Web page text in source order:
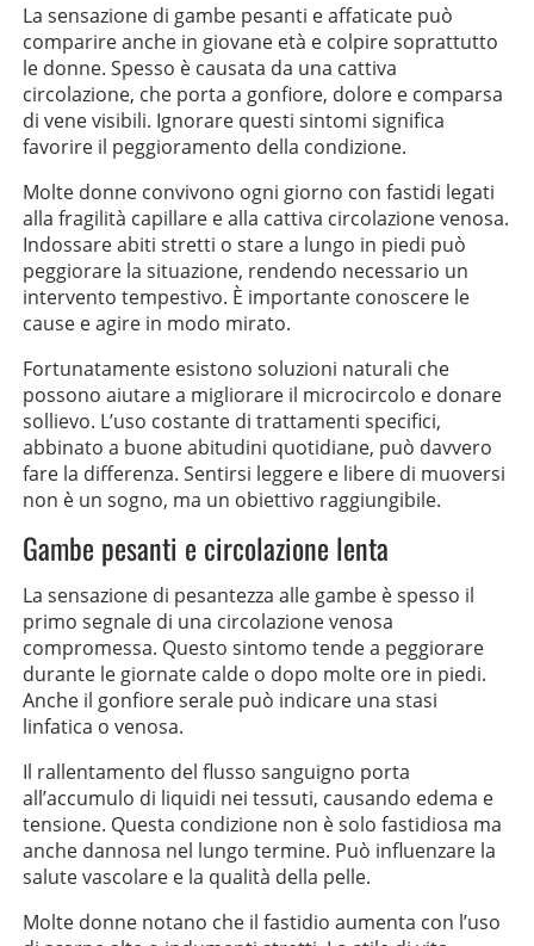
La sensazione di gambe pesanti e affaticate può
comparire anche in giovane età e colpire soprattutto
le donne. Spesso è causata da una cattiva
circolazione, che porta a gonfiore, dolore e comparsa
di vene visibili. Ignorare questi sintomi significa
favorire il peggioramento della condizione.
Molte donne convivono ogni giorno con fastidi legati
alla fragilità capillare e alla cattiva circolazione venosa.
Indossare abiti stretti o stare a lungo in piedi può
peggiorare la situazione, rendendo necessario un
intervento tempestivo. È importante conoscere le
cause e agire in modo mirato.
Fortunatamente esistono soluzioni naturali che
possono aiutare a migliorare il microcircolo e donare
sollievo. L’uso costante di trattamenti specifici,
abbinato a buone abitudini quotidiane, può davvero
fare la differenza. Sentirsi leggere e libere di muoversi
non è un sogno, ma un obiettivo raggiungibile.
Gambe pesanti e circolazione lenta
La sensazione di pesantezza alle gambe è spesso il
primo segnale di una circolazione venosa
compromessa. Questo sintomo tende a peggiorare
durante le giornate calde o dopo molte ore in piedi.
Anche il gonfiore serale può indicare una stasi
linfatica o venosa.
Il rallentamento del flusso sanguigno porta
all’accumulo di liquidi nei tessuti, causando edema e
tensione. Questa condizione non è solo fastidiosa ma
anche dannosa nel lungo termine. Può influenzare la
salute vascolare e la qualità della pelle.
Molte donne notano che il fastidio aumenta con l’uso